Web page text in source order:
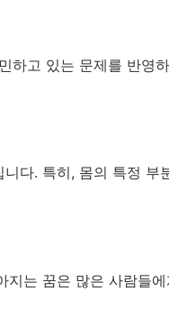
고 있는 문제를 반영
다. 특히, 몸의 특정 부
는 꿈은 많은 사람들